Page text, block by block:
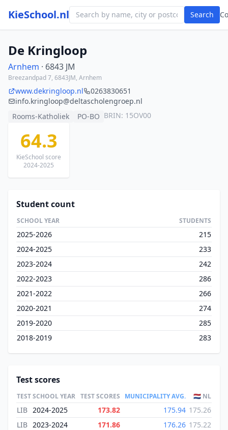
KieSchool.nl Search
De Kringloop
Arnhem · 6843 JM
Breezandpad 7, 6843JM, Arnhem
www.dekringloop.nl
0263830651
info.kringloop@deltascholengroep.nl
Rooms-Katholiek
PO-BO BRIN: 15OV00
64.3
KieSchool score
2024-2025
Student count
SCHOOL YEAR STUDENTS
2025-2026
215
2024-2025
233
2023-2024
242
2022-2023
286
2021-2022
266
2020-2021
274
2019-2020
285
2018-2019
283
Test scores
TESTSCHOOL YEAR TEST SCORES MUNICIPALITY AVG. 🇳🇱 NL
LIB 2024-2025 173.82 175.94 175.26
LIB 2023-2024 171.86 176.26 175.22